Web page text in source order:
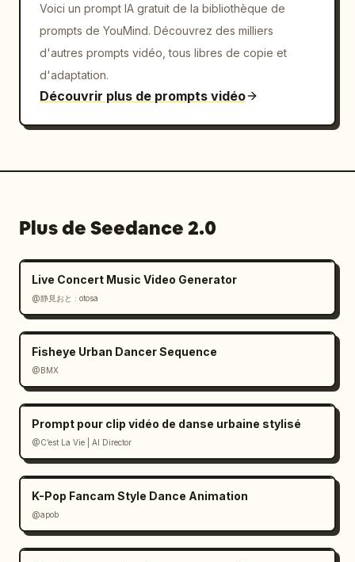
Voici un prompt IA gratuit de la bibliothèque de
prompts de YouMind. Découvrez des milliers
d'autres prompts vidéo, tous libres de copie et
d'adaptation.
Découvrir plus de prompts vidéo
Plus de Seedance 2.0
Live Concert Music Video Generator
@静見おと : otosa
Fisheye Urban Dancer Sequence
@BMX
Prompt pour clip vidéo de danse urbaine stylisé
@C’est La Vie | AI Director
K-Pop Fancam Style Dance Animation
@apob